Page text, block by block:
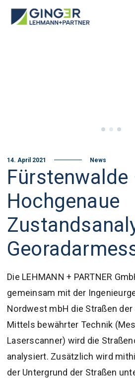
14. April 2021 News
Fürstenwalde
Hochgenaue
Die LEHMANN + PARTNER
gemeinsam mit der
Nordwest mbH die Straßen
Mittels bewährter Technik
Laserscanner) wird die
analysiert. Zusätzlich wird
der Untergrund der Straßen